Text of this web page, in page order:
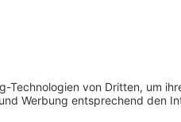
bis zum
Zugriff
Engineering Base-
PDFs und
in einem Ordner